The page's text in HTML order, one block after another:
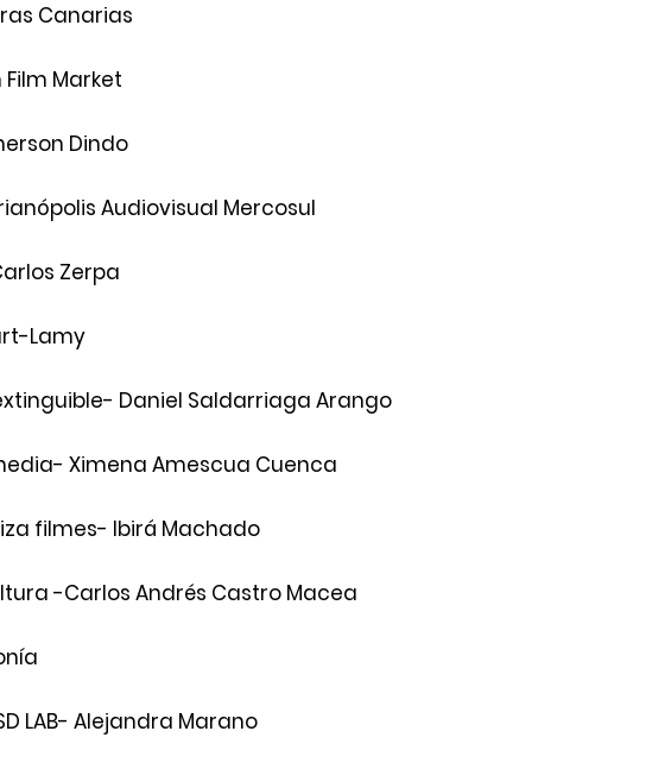
Canarias
Market
Dindo
Audiovisual Mercosul
Zerpa
Lamy
Daniel Saldarriaga Arango
Ximena Amescua Cuenca
filmes- Ibirá Machado
-Carlos Andrés Castro Macea
LAB- Alejandra Marano